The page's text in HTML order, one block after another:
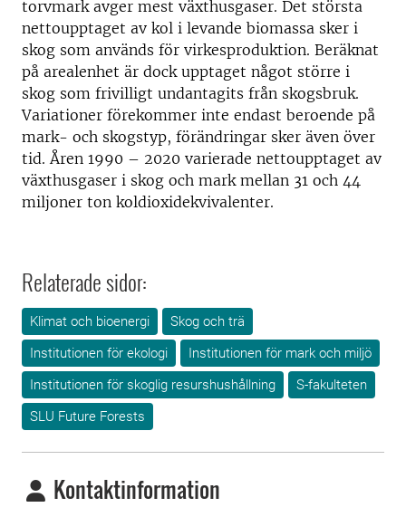
torvmark avger mest växthusgaser. Det största
nettoupptaget av kol i levande biomassa sker i
skog som används för virkesproduktion. Beräknat
på arealenhet är dock upptaget något större i
skog som frivilligt undantagits från skogsbruk.
Variationer förekommer inte endast beroende på
mark- och skogstyp, förändringar sker även över
tid. Åren 1990 – 2020 varierade nettoupptaget av
växthusgaser i skog och mark mellan 31 och 44
miljoner ton koldioxidekvivalenter.
Relaterade sidor:
Klimat och bioenergi
Skog och trä
Institutionen för ekologi
Institutionen för mark och miljö
Institutionen för skoglig resurshushållning
S-fakulteten
SLU Future Forests
Kontaktinformation